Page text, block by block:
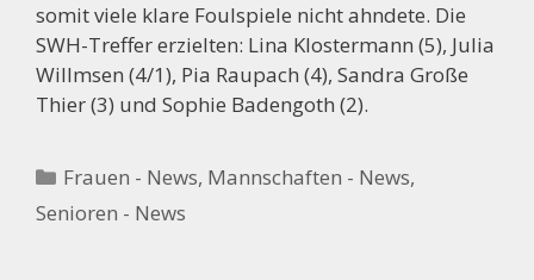
somit viele klare Foulspiele nicht ahndete. Die
SWH-Treffer erzielten: Lina Klostermann (5), Julia
Willmsen (4/1), Pia Raupach (4), Sandra Große
Thier (3) und Sophie Badengoth (2).
Kategorien
Frauen - News, Mannschaften - News,
Senioren - News